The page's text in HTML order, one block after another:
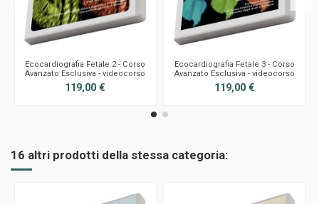
Ecocardiografia Fetale 2 - Corso
Avanzato Esclusiva - videocorso
119,00 €
Ecocardiografia Fetale 3 - Corso
Avanzato Esclusiva - videocorso
119,00 €
16 altri prodotti della stessa categoria: